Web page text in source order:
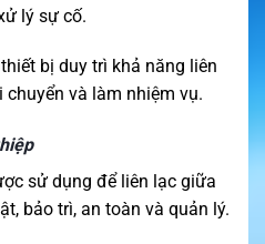
lý sự cố.
bị duy trì khả năng liên
chuyển và làm nhiệm vụ.
sử dụng để liên lạc giữa
bảo trì, an toàn và quản lý.